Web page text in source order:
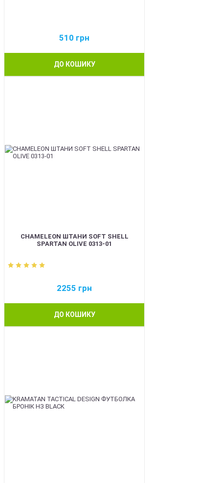
510 грн
ДО КОШИКУ
CHAMELEON ШТАНИ SOFT SHELL
SPARTAN OLIVE 0313-01
2255 грн
ДО КОШИКУ